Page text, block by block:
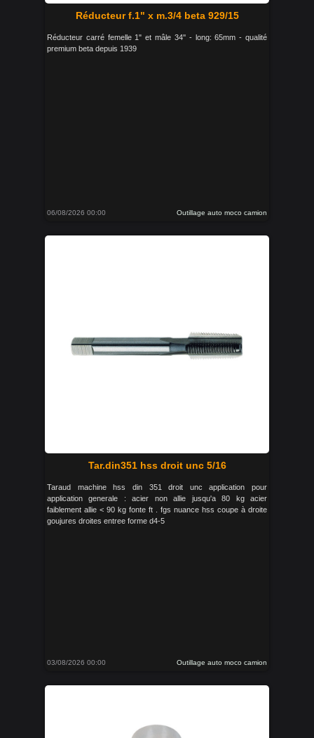
Réducteur f.1" x m.3/4 beta 929/15
Réducteur carré femelle 1" et mâle 34'' - long: 65mm - qualité
premium beta depuis 1939
06/08/2026 00:00 Outillage auto moco camion
Tar.din351 hss droit unc 5/16
Taraud machine hss din 351 droit unc application pour
application generale : acier non allie jusqu'a 80 kg acier
faiblement allie < 90 kg fonte ft . fgs nuance hss coupe à droite
goujures droites entree forme d4-5
03/08/2026 00:00 Outillage auto moco camion